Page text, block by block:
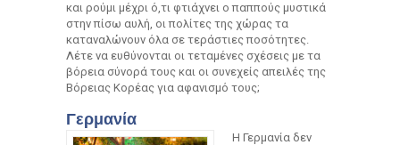
και ρούμι μέχρι ό,τι φτιάχνει ο παππούς μυστικά
στην πίσω αυλή, οι πολίτες της χώρας τα
καταναλώνουν όλα σε τεράστιες ποσότητες.
Λέτε να ευθύνονται οι τεταμένες σχέσεις με τα
βόρεια σύνορά τους και οι συνεχείς απειλές της
Βόρειας Κορέας για αφανισμό τους;
Γερμανία
Η Γερμανία δεν